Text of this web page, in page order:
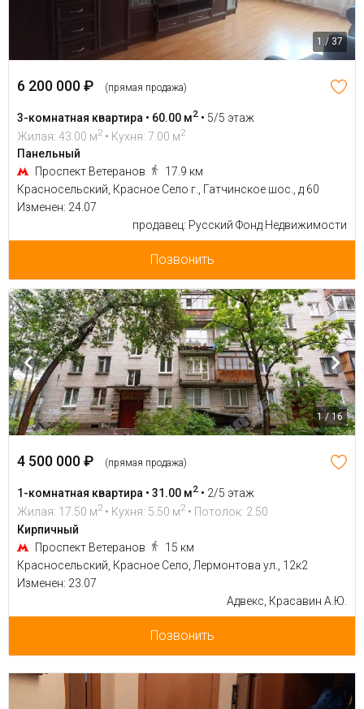
1 / 37
6 200 000 ₽ (прямая продажа)
3-комнатная квартира • 60.00 м2 • 5/5 этаж
Жилая: 43.00 м2 • Кухня: 7.00 м2
Панельный
Проспект Ветеранов
17.9 км
Красносельский, Красное Село г., Гатчинское шос., д 60
Изменен: 24.07
продавец: Русский Фонд Недвижимости
Позвонить
1 / 16
4 500 000 ₽ (прямая продажа)
1-комнатная квартира • 31.00 м2 • 2/5 этаж
Жилая: 17.50 м2 • Кухня: 5.50 м2 • Потолок: 2.50
Кирпичный
Проспект Ветеранов
15 км
Красносельский, Красное Село, Лермонтова ул., 12к2
Изменен: 23.07
Адвекс, Красавин А.Ю.
Позвонить